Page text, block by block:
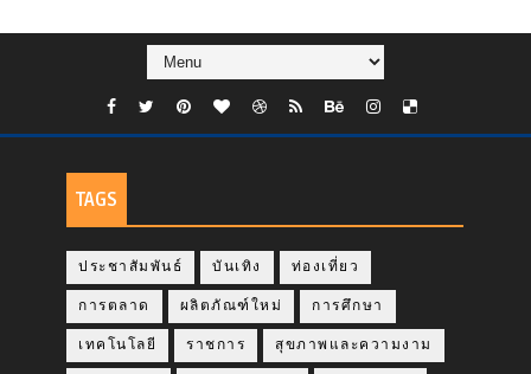
TAGS
ประชาสัมพันธ์ บันเทิง ท่องเที่ยว
การตลาด ผลิตภัณฑ์ใหม่ การศึกษา
เทคโนโลยี ราชการ สุขภาพและความงาม